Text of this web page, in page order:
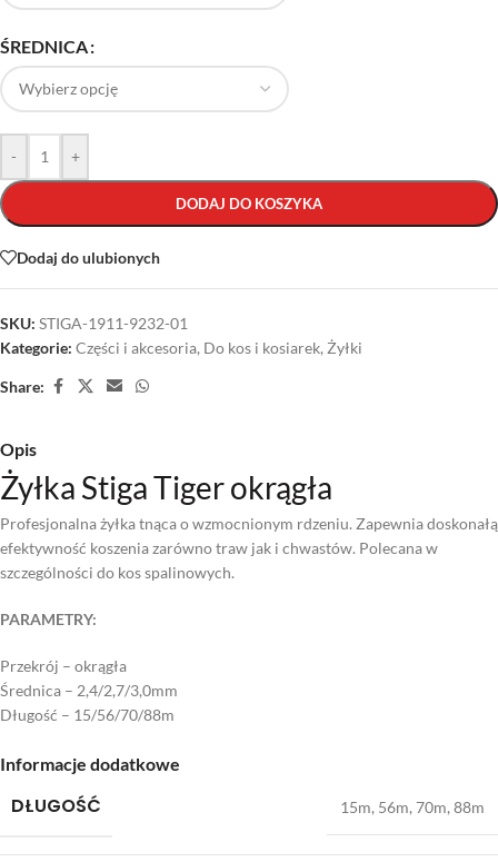
ŚREDNICA
- +
DODAJ DO KOSZYKA
Dodaj do ulubionych
SKU: STIGA-1911-9232-01
Kategorie: Części i akcesoria, Do kos i kosiarek, Żyłki
Share:
Opis
Żyłka Stiga Tiger okrągła
Profesjonalna żyłka tnąca o wzmocnionym rdzeniu. Zapewnia doskonałą
efektywność koszenia zarówno traw jak i chwastów. Polecana w
szczególności do kos spalinowych.
PARAMETRY:
Przekrój – okrągła
Średnica – 2,4/2,7/3,0mm
Długość – 15/56/70/88m
Informacje dodatkowe
DŁUGOŚĆ 15m, 56m, 70m, 88m